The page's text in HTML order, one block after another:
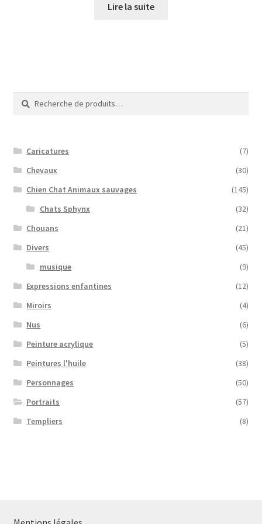
initial
Lire la suite
Recherche
pour :
Recherche
Caricatures
(7)
Chevaux
(30)
Chien Chat Animaux sauvages
(145)
Chats Sphynx
(32)
Chouans
(21)
Divers
(45)
musique
(9)
Expressions enfantines
(12)
Miroirs
(4)
Nus
(6)
Peinture acrylique
(5)
Peintures l'huile
(38)
Personnages
(50)
Portraits
(57)
Templiers
(8)